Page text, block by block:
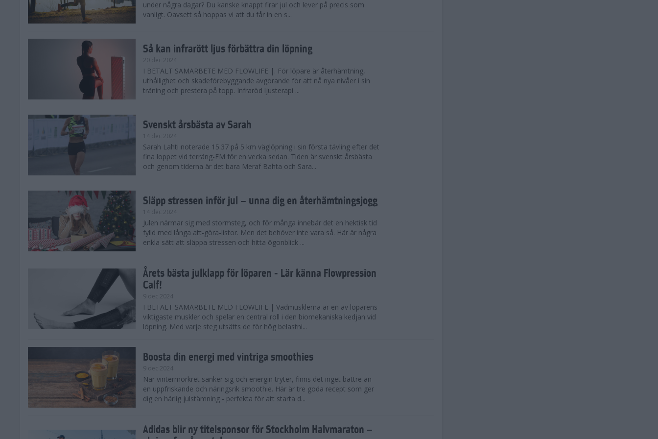
under några dagar? Du kanske knappt firar jul och lever på precis som
vanligt. Oavsett så hoppas vi att du får in en s...
Så kan infrarött ljus förbättra din löpning
20 dec 2024
I BETALT SAMARBETE MED FLOWLIFE |. För löpare är återhämtning,
uthållighet och skadeförebyggande avgörande för att nå nya nivåer i sin
träning och prestera på topp. Infraröd ljusterapi ...
Svenskt årsbästa av Sarah
14 dec 2024
Sarah Lahti noterade 15.37 på 5 km väglöpning i sin första tävling efter det
fina loppet vid terräng-EM för en vecka sedan. Tiden är svenskt årsbästa
och genom tiderna är det bara Meraf Bahta och Sara...
Släpp stressen inför jul – unna dig en återhämtningsjogg
14 dec 2024
Julen närmar sig med stormsteg, och för många innebär det en hektisk tid
fylld med långa att-göra-listor. Men det behöver inte vara så. Här är några
enkla sätt att släppa stressen och hitta ögonblick ...
Årets bästa julklapp för löparen - Lär känna Flowpression
Calf!
9 dec 2024
I BETALT SAMARBETE MED FLOWLIFE | Vadmusklerna är en av löparens
viktigaste muskler och spelar en central roll i den biomekaniska kedjan vid
löpning. Med varje steg utsätts de för hög belastni...
Boosta din energi med vintriga smoothies
9 dec 2024
När vintermörkret sänker sig och energin tryter, finns det inget bättre än
en uppfriskande och näringsrik smoothie. Här är tre goda recept som ger
dig en härlig julstämning - perfekta för att starta d...
Adidas blir ny titelsponsor för Stockholm Halvmaraton –